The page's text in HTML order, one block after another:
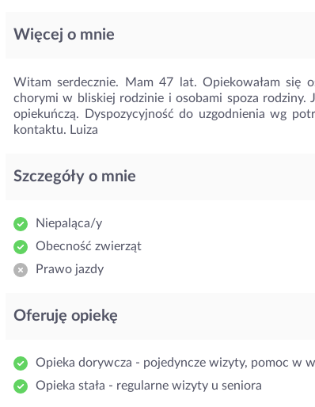
Więcej o mnie
Witam serdecznie. Mam 47 lat. Opiekowałam się
chorymi w bliskiej rodzinie i osobami spoza rodziny.
opiekuńczą. Dyspozycyjność do uzgodnienia wg
kontaktu. Luiza
Szczegóły o mnie
Niepaląca/y
Obecność zwierząt
Prawo jazdy
Oferuję opiekę
Opieka dorywcza - pojedyncze wizyty, pomoc w
Opieka stała - regularne wizyty u seniora